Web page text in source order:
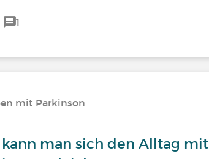
1
mit Parkinson
man sich den Alltag mit